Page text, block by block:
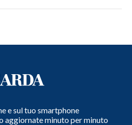
e sul tuo smartphone
aggiornate minuto per minuto